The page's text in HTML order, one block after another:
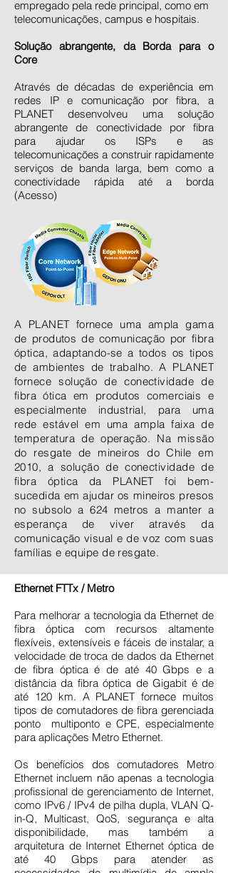
empregado pela rede principal, como em
telecomunicações, campus e hospitais.
Solução abrangente, da Borda para o
Core
Através de décadas de experiência em
redes IP e comunicação por fibra, a
PLANET desenvolveu uma solução
abrangente de conectividade por fibra
para ajudar os ISPs e as
telecomunicações a construir rapidamente
serviços de banda larga, bem como a
conectividade rápida até a borda
(Acesso)
A PLANET fornece uma ampla gama
de produtos de comunicação por fibra
óptica, adaptando-se a todos os tipos
de ambientes de trabalho. A PLANET
fornece solução de conectividade de
fibra ótica em produtos comerciais e
especialmente industrial, para uma
rede estável em uma ampla faixa de
temperatura de operação. Na missão
do resgate de mineiros do Chile em
2010, a solução de conectividade de
fibra óptica da PLANET foi bem-
sucedida em ajudar os mineiros presos
no subsolo a 624 metros a manter a
esperança de viver através da
comunicação visual e de voz com suas
famílias e equipe de resgate.
Ethernet FTTx / Metro
Para melhorar a tecnologia da Ethernet de
fibra óptica com recursos altamente
flexíveis, extensíveis e fáceis de instalar, a
velocidade de troca de dados da Ethernet
de fibra óptica é de até 40 Gbps e a
distância da fibra óptica de Gigabit é de
até 120 km. A PLANET fornece muitos
tipos de comutadores de fibra gerenciada
ponto multiponto e CPE, especialmente
para aplicações Metro Ethernet.
Os benefícios dos comutadores Metro
Ethernet incluem não apenas a tecnologia
profissional de gerenciamento de Internet,
como IPv6 / IPv4 de pilha dupla, VLAN Q-
in-Q, Multicast, QoS, segurança e alta
disponibilidade, mas também a
arquitetura de Internet Ethernet óptica de
até 40 Gbps para atender as